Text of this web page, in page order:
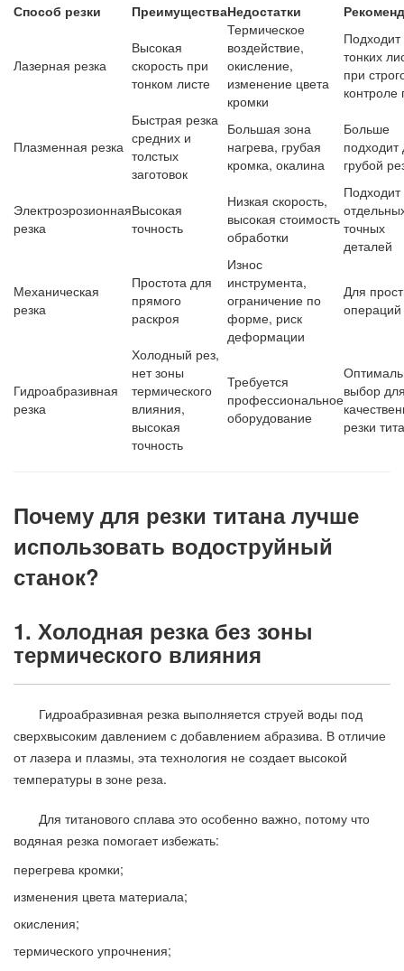
Способ резки ПреимуществаНедостатки
Лазерная резка
Высокая
скорость при
тонком листе
Термическое
воздействие,
окисление,
изменение цвета
кромки
тонких
при
контроле
Плазменная резка
Быстрая резка
средних и
толстых
заготовок
Большая зона
нагрева, грубая
кромка, окалина
Больше
подходит
грубой
Электроэрозионная
резка
Высокая
точность
Низкая скорость,
высокая стоимость
обработки
точных
деталей
Механическая
резка
Простота для
прямого
раскроя
Износ
инструмента,
ограничение по
форме, риск
деформации
Для
операций
Гидроабразивная
резка
Холодный рез,
нет зоны
термического
влияния,
высокая
точность
Требуется
профессиональное
оборудование
выбор
резки
Почему для резки титана лучше
использовать водоструйный
станок?
1. Холодная резка без зоны
термического влияния
Гидроабразивная резка выполняется струей воды под
сверхвысоким давлением с добавлением абразива. В отличие
от лазера и плазмы, эта технология не создает высокой
температуры в зоне реза.
Для титанового сплава это особенно важно, потому что
водяная резка помогает избежать:
перегрева кромки;
изменения цвета материала;
окисления;
термического упрочнения;